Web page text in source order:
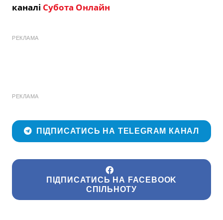
каналі Субота Онлайн
РЕКЛАМА
РЕКЛАМА
ПІДПИСАТИСЬ НА TELEGRAM КАНАЛ
ПІДПИСАТИСЬ НА FACEBOOK
СПІЛЬНОТУ